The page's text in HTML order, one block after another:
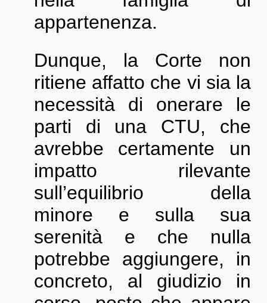
appartenenza.
Dunque, la Corte non
ritiene affatto che vi sia la
necessità di onerare le
parti di una CTU, che
avrebbe certamente un
impatto rilevante
sull’equilibrio della
minore e sulla sua
serenità e che nulla
potrebbe aggiungere, in
concreto, al giudizio in